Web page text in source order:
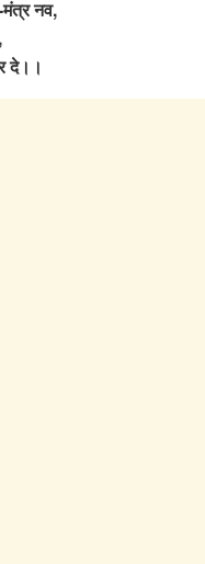
नव,
दे।।